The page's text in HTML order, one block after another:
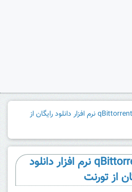
دانلود qBittorrent 4.1.7 نرم افزار دانلود رایگان از
دانلود qBittorrent 4.1.7 نرم افزار دانلود
از تورنت